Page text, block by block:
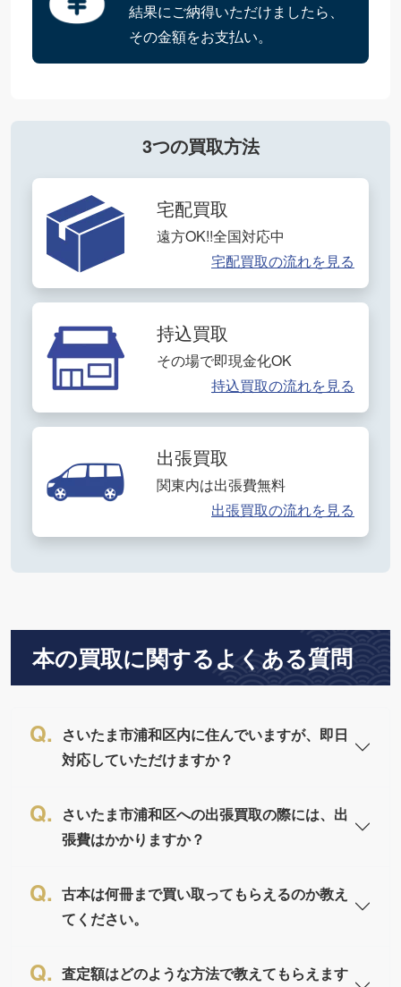
結果にご納得いただけましたら、
その金額をお支払い。
3つの買取方法
宅配買取
遠方OK!!全国対応中
宅配買取の流れを見る
持込買取
その場で即現金化OK
持込買取の流れを見る
出張買取
関東内は出張費無料
出張買取の流れを見る
本の買取に関するよくある質問
さいたま市浦和区内に住んでいますが、即日
対応していただけますか？
さいたま市浦和区への出張買取の際には、出
張費はかかりますか？
古本は何冊まで買い取ってもらえるのか教え
てください。
査定額はどのような方法で教えてもらえます